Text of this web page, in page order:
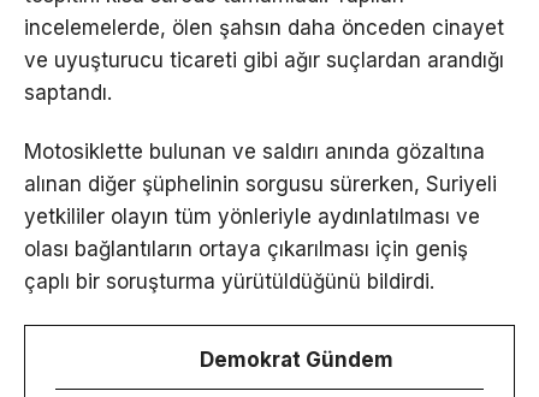
incelemelerde, ölen şahsın daha önceden cinayet
ve uyuşturucu ticareti gibi ağır suçlardan arandığı
saptandı.
Motosiklette bulunan ve saldırı anında gözaltına
alınan diğer şüphelinin sorgusu sürerken, Suriyeli
yetkililer olayın tüm yönleriyle aydınlatılması ve
olası bağlantıların ortaya çıkarılması için geniş
çaplı bir soruşturma yürütüldüğünü bildirdi.
Demokrat Gündem